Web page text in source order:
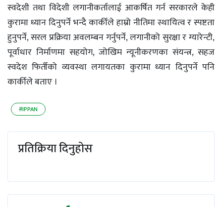
स्वदेशी तथा विदेशी लगानीकर्तालाई आकर्षित गर्न सरकारले केही
कुरामा ध्यान दिनुपर्ने भन्दै कार्कीले हाम्रो नीतिमा स्थायित्व र स्पष्टता
हुनुपर्ने, सरल प्रक्रिया अवलम्बन गर्नुपर्ने, लगानीको सुरक्षा र ग्यारेन्टी,
पूर्वाधार निर्माणमा सहयोग, जोखिम न्यूनीकरणका संयन्त्र, सहज
स्वदेश फिर्तीको व्यवस्था लगायतका कुरामा ध्यान दिनुपर्ने पनि
कार्कीले बताए ।
#IPPAN
प्रतिक्रिया दिनुहोस